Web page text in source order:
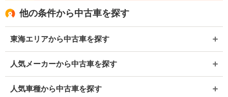
他の条件から中古車を探す
東海エリアから中古車を探す
人気メーカーから中古車を探す
人気車種から中古車を探す